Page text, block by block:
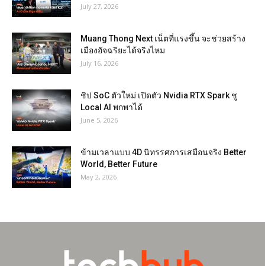
July 27, 2026
Muang Thong Next เน็ตที่แรงขึ้น จะช่วยสร้าง
เมืองอัจฉริยะได้จริงไหม
July 16, 2026
ชิป SoC ตัวใหม่ เปิดตัว Nvidia RTX Spark ชู
Local AI พกพาได้
June 5, 2026
ข้ามเวลาแบบ 4D นิทรรศการเสมือนจริง Better
World, Better Future
May 2, 2026